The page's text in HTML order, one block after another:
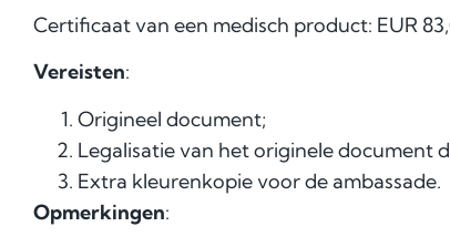
Certificaat van een medisch product: EUR
Vereisten:
Origineel document;
Legalisatie van het originele document
Extra kleurenkopievoor de ambassade.
Opmerkingen: